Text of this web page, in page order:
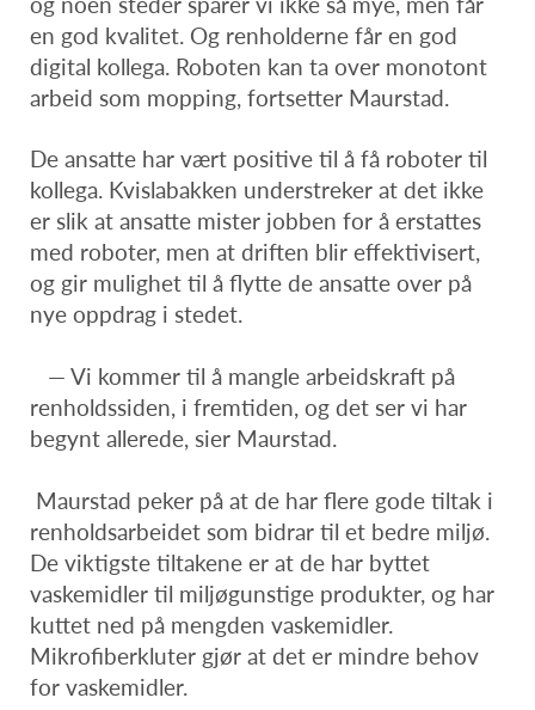
en god kvalitet. Og renholderne får en god
digital kollega. Roboten kan ta over monotont
arbeid som mopping, fortsetter Maurstad.
De ansatte har vært positive til å få roboter til
kollega. Kvislabakken understreker at det ikke
er slik at ansatte mister jobben for å erstattes
med roboter, men at driften blir effektivisert,
og gir mulighet til å flytte de ansatte over på
nye oppdrag i stedet.
— Vi kommer til å mangle arbeidskraft på
renholdssiden, i fremtiden, og det ser vi har
begynt allerede, sier Maurstad.
Maurstad peker på at de har flere gode tiltak i
renholdsarbeidet som bidrar til et bedre miljø.
De viktigste tiltakene er at de har byttet
vaskemidler til miljøgunstige produkter, og har
kuttet ned på mengden vaskemidler.
Mikrofiberkluter gjør at det er mindre behov
for vaskemidler.